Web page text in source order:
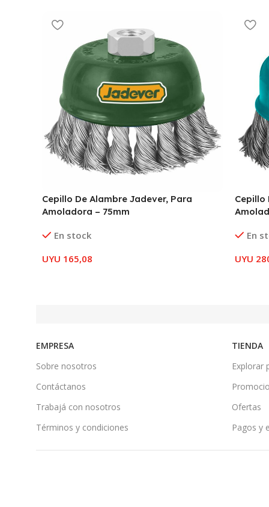
Cepillo De Alambre Jadever, Para
Amoladora – 75mm
En stock
UYU 165,08
Cepillo
En
UYU
EMPRESA
Sobre nosotros
Contáctanos
Trabajá con nosotros
Términos y condiciones
TIENDA
Explorar
Ofertas
Pagos y